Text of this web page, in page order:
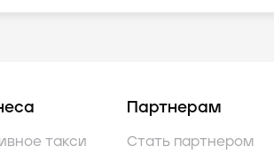
такси
Партнерам
Стать партнером